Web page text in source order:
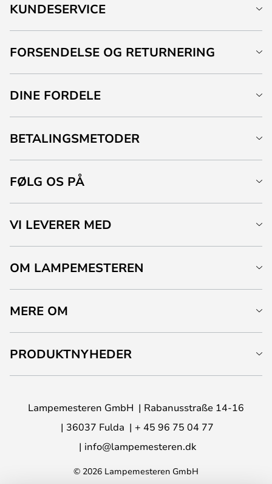
KUNDESERVICE
FORSENDELSE OG RETURNERING
DINE FORDELE
BETALINGSMETODER
FØLG OS PÅ
VI LEVERER MED
OM LAMPEMESTEREN
MERE OM
PRODUKTNYHEDER
Lampemesteren GmbH
Rabanusstraße 14-16
36037 Fulda
+ 45 96 75 04 77
info@lampemesteren.dk
© 2026 Lampemesteren GmbH